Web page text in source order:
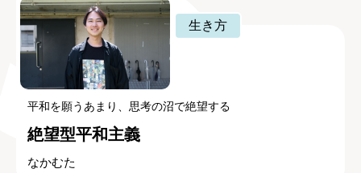
生き方
平和を願うあまり、思考の沼で絶望する
絶望型平和主義
なかむた